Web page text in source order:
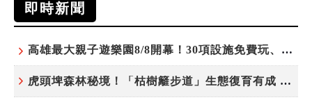
即時新聞
高雄最大親子遊樂園8/8開幕！30項設施免費玩、YOYO家族嗨翻暑假
虎頭埤森林秘境！「枯樹籬步道」生態復育有成 走進大自然生命教室